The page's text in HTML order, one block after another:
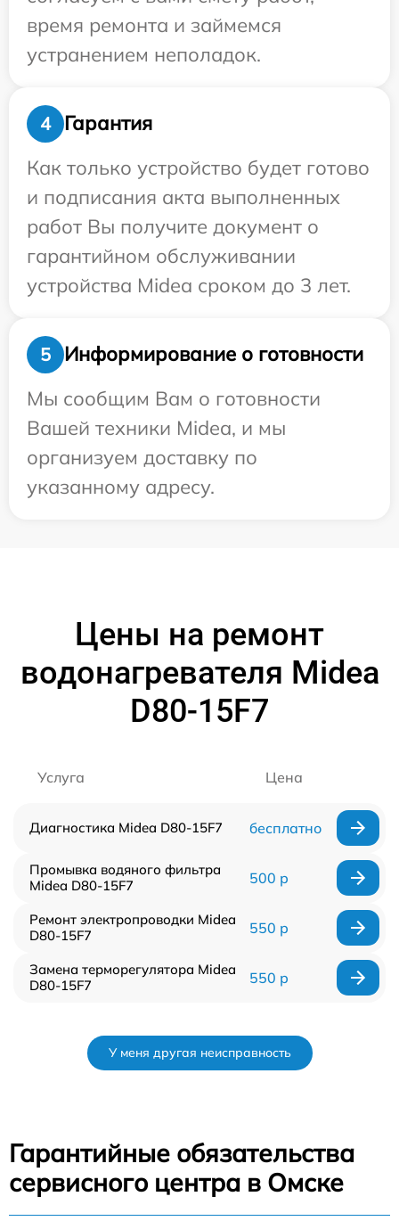
время ремонта и займемся
устранением неполадок.
4
Гарантия
Как только устройство будет готово
и подписания акта выполненных
работ Вы получите документ о
гарантийном обслуживании
устройства Midea сроком до 3 лет.
5
Информирование о готовности
Мы сообщим Вам о готовности
Вашей техники Midea, и мы
организуем доставку по
указанному адресу.
Цены на ремонт
водонагревателя Midea
D80-15F7
Услуга Цена
Диагностика Midea D80-15F7 бесплатно
Промывка водяного фильтра
Midea D80-15F7
500 р
Ремонт электропроводки Midea
D80-15F7
550 р
Замена терморегулятора Midea
D80-15F7
550 р
У меня другая неисправность
Гарантийные обязательства
сервисного центра в Омске